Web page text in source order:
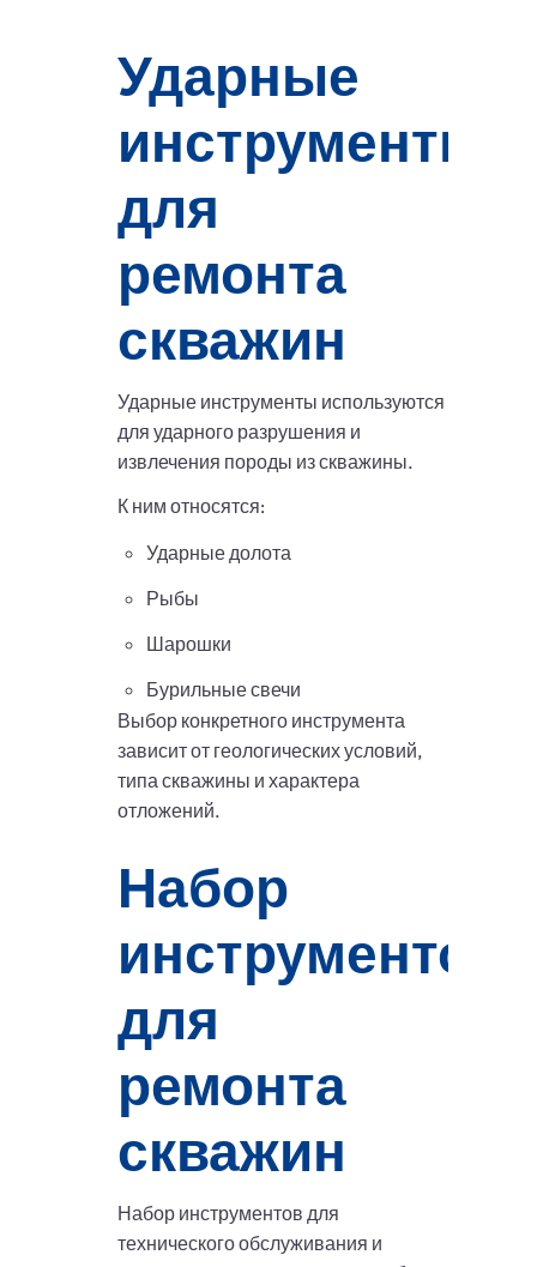
Ударные
инструменты
для
ремонта
скважин
Ударные инструменты используются
для ударного разрушения и
извлечения породы из скважины.
К ним относятся:
Ударные долота
Рыбы
Шарошки
Бурильные свечи
Выбор конкретного инструмента
зависит от геологических условий,
типа скважины и характера
отложений.
Набор
инструментов
для
ремонта
скважин
Набор инструментов для
технического обслуживания и